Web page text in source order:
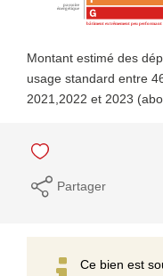
Montant estimé des
usage standard entre
2021,2022 et 2023
Partager
Ce bien est